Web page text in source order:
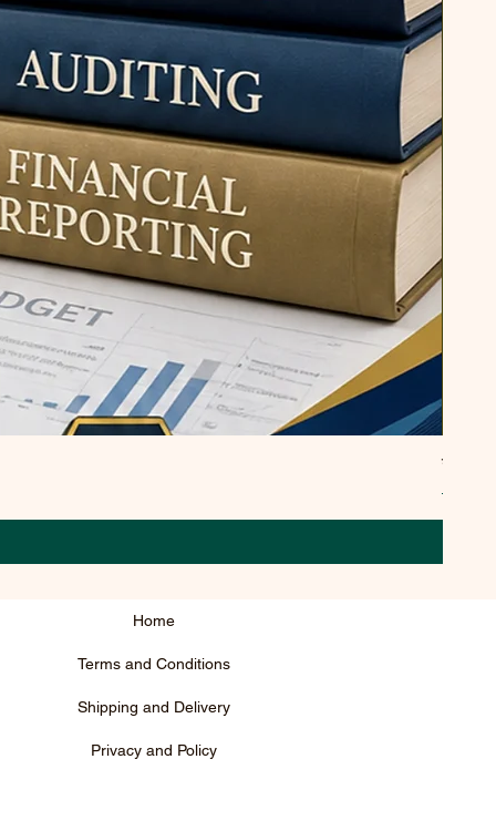
उसे
Home
Terms and Conditions
Shipping and Delivery
Privacy and Policy